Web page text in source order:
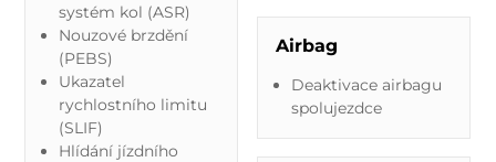
systém kol (ASR)
Nouzové brzdění
(PEBS)
Ukazatel
rychlostního limitu
(SLIF)
Hlídání jízdního
Airbag
Deaktivace airbagu
spolujezdce